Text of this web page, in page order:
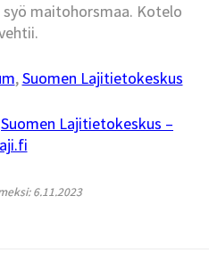
maitohorsmaa. Kotelo
,Suomen Lajitietokeskus
Suomen Lajitietokeskus –
6.11.2023